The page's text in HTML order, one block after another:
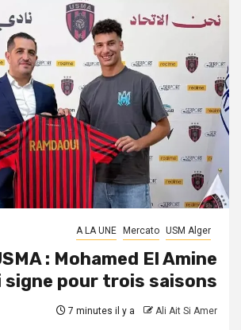
A LA UNE Mercato USM Alger
: Mohamed El Amine
signe pour trois saisons
7 minutes il y a Ali Ait Si Amer